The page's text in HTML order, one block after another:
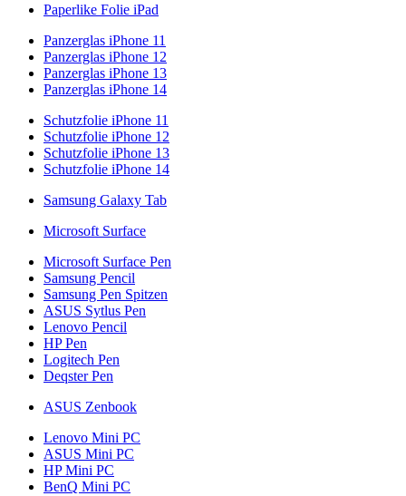
Paperlike Folie iPad
Panzerglas iPhone 11
Panzerglas iPhone 12
Panzerglas iPhone 13
Panzerglas iPhone 14
Schutzfolie iPhone 11
Schutzfolie iPhone 12
Schutzfolie iPhone 13
Schutzfolie iPhone 14
Samsung Galaxy Tab
Microsoft Surface
Microsoft Surface Pen
Samsung Pencil
Samsung Pen Spitzen
ASUS Sytlus Pen
Lenovo Pencil
HP Pen
Logitech Pen
Deqster Pen
ASUS Zenbook
Lenovo Mini PC
ASUS Mini PC
HP Mini PC
BenQ Mini PC